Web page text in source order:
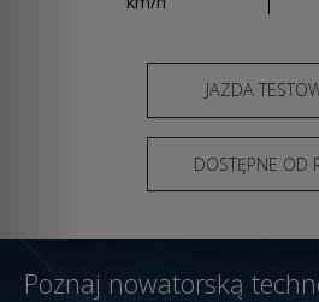
JAZDA
DOSTĘPNE OD
Poznaj nowatorską